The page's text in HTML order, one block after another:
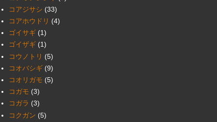
コアジサシ (33)
コアホウドリ (4)
ゴイサギ (1)
ゴイザギ (1)
コウノトリ (5)
コオバシギ (9)
コオリガモ (5)
コガモ (3)
コガラ (3)
コクガン (5)